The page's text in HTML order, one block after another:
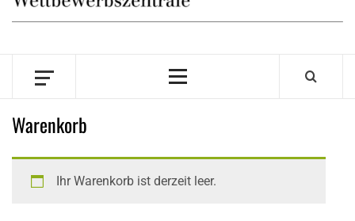
Primary
Warenkorb
Ihr Warenkorb ist derzeit leer.